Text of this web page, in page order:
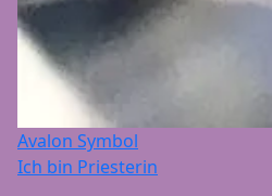
Avalon Symbol
Ich bin Priesterin